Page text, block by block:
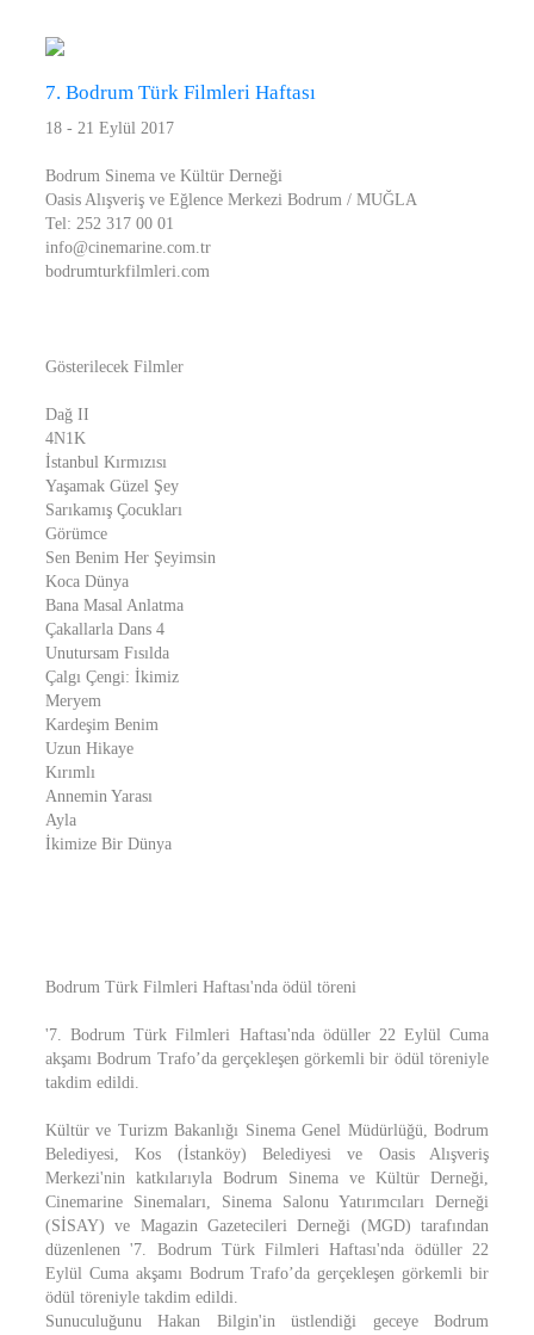
7. Bodrum Türk Filmleri Haftası
18 - 21 Eylül 2017
Bodrum Sinema ve Kültür Derneği
Oasis Alışveriş ve Eğlence Merkezi Bodrum / MUĞLA
Tel: 252 317 00 01
info@cinemarine.com.tr
bodrumturkfilmleri.com
Gösterilecek Filmler
Dağ II
4N1K
İstanbul Kırmızısı
Yaşamak Güzel Şey
Sarıkamış Çocukları
Görümce
Sen Benim Her Şeyimsin
Koca Dünya
Bana Masal Anlatma
Çakallarla Dans 4
Unutursam Fısılda
Çalgı Çengi: İkimiz
Meryem
Kardeşim Benim
Uzun Hikaye
Kırımlı
Annemin Yarası
Ayla
İkimize Bir Dünya
Bodrum Türk Filmleri Haftası'nda ödül töreni
'7. Bodrum Türk Filmleri Haftası'nda ödüller 22 Eylül Cuma
akşamı Bodrum Trafo’da gerçekleşen görkemli bir ödül töreniyle
takdim edildi.
Kültür ve Turizm Bakanlığı Sinema Genel Müdürlüğü, Bodrum
Belediyesi, Kos (İstanköy) Belediyesi ve Oasis Alışveriş
Merkezi'nin katkılarıyla Bodrum Sinema ve Kültür Derneği,
Cinemarine Sinemaları, Sinema Salonu Yatırımcıları Derneği
(SİSAY) ve Magazin Gazetecileri Derneği (MGD) tarafından
düzenlenen '7. Bodrum Türk Filmleri Haftası'nda ödüller 22
Eylül Cuma akşamı Bodrum Trafo’da gerçekleşen görkemli bir
ödül töreniyle takdim edildi.
Sunuculuğunu Hakan Bilgin'in üstlendiği geceye Bodrum